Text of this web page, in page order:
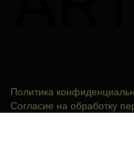
Политика
Согласие на обработку